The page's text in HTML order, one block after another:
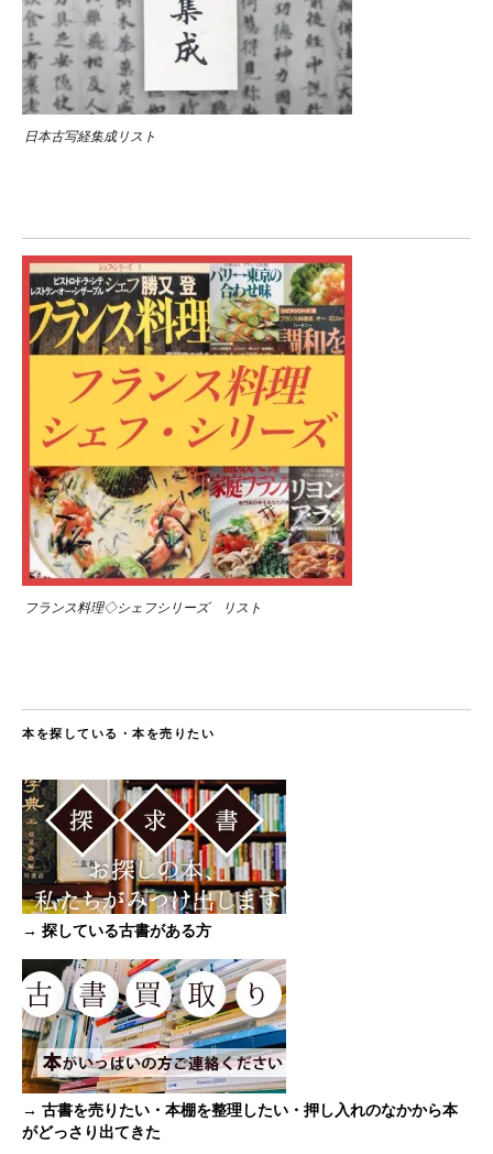
日本古写経集成リスト
フランス料理◇シェフシリーズ リスト
本を探している・本を売りたい
→ 探している古書がある方
→ 古書を売りたい・本棚を整理したい・押し入れのなかから本
がどっさり出てきた